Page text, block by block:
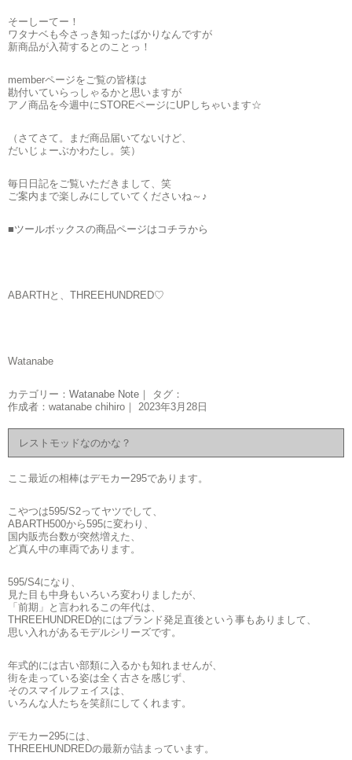
そーしーてー！
ワタナベも今さっき知ったばかりなんですが
新商品が入荷するとのことっ！
memberページをご覧の皆様は
勘付いていらっしゃるかと思いますが
アノ商品を今週中にSTOREページにUPしちゃいます☆
（さてさて。まだ商品届いてないけど、
だいじょーぶかわたし。笑）
毎日日記をご覧いただきまして、笑
ご案内まで楽しみにしていてくださいね～♪
■ツールボックスの商品ページはコチラから
ABARTHと、THREEHUNDRED♡
Watanabe
カテゴリー： Watanabe Note ｜ タグ：
作成者：watanabe chihiro｜ 2023年3月28日
レストモッドなのかな？
ここ最近の相棒はデモカー295であります。
こやつは595/S2ってヤツでして、
ABARTH500から595に変わり、
国内販売台数が突然増えた、
ど真ん中の車両であります。
595/S4になり、
見た目も中身もいろいろ変わりましたが、
「前期」と言われるこの年代は、
THREEHUNDRED的にはブランド発足直後という事もありまして、
思い入れがあるモデルシリーズです。
年式的には古い部類に入るかも知れませんが、
街を走っている姿は全く古さを感じず、
そのスマイルフェイスは、
いろんな人たちを笑顔にしてくれます。
デモカー295には、
THREEHUNDREDの最新が詰まっています。